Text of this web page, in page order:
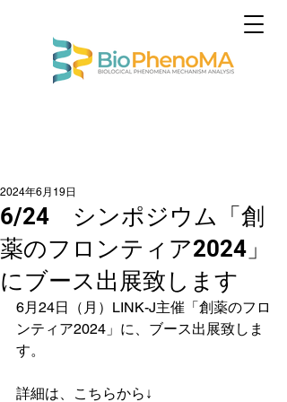
6/24 シンポジウム「創
薬のフロンティア2024」
にブース出展致します
2024年6月19日
6月24日（月）LINK-J主催「創薬のフロ
ンティア2024」に、ブース出展致しま
す。
詳細は、こちらから↓